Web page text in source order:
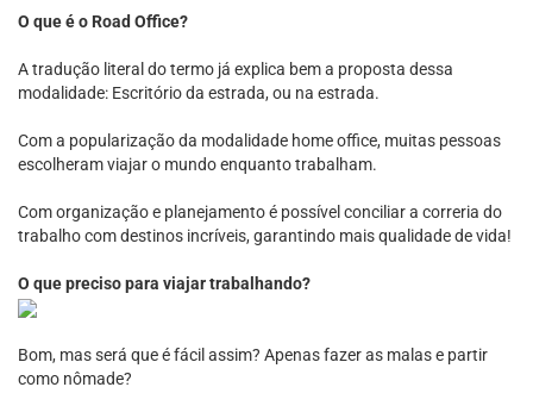
O que é o Road Office?
A tradução literal do termo já explica bem a proposta dessa
modalidade: Escritório da estrada, ou na estrada.
Com a popularização da modalidade home office, muitas pessoas
escolheram viajar o mundo enquanto trabalham.
Com organização e planejamento é possível conciliar a correria do
trabalho com destinos incríveis, garantindo mais qualidade de vida!
O que preciso para viajar trabalhando?
Bom, mas será que é fácil assim? Apenas fazer as malas e partir
como nômade?